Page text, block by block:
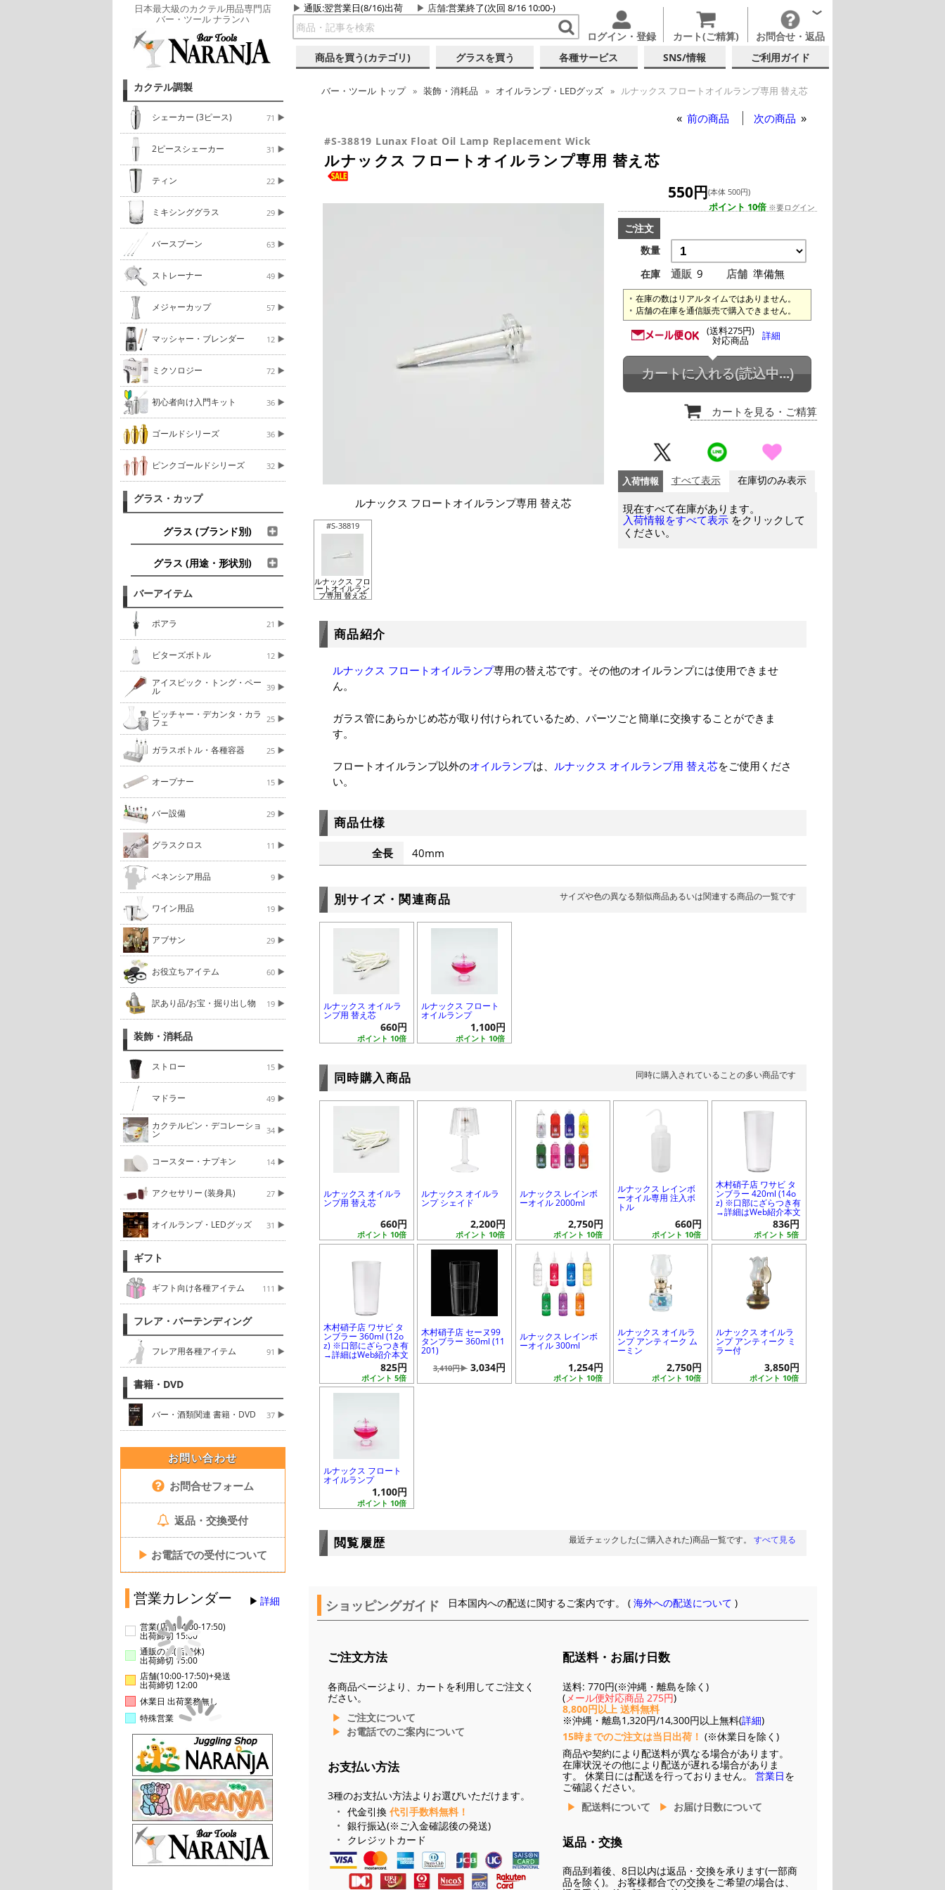
日本最大級のカクテル用品専門店
バー・ツール ナランハ
通販:翌営業日(8/16)出荷 店舗:営業終了(次回 8/16 10:00-)
ログイン・登録 カート(ご精算) お問合せ・返品
商品を買う(カテゴリ) グラスを買う 各種サービス SNS/情報 ご利用ガイド
カクテル調製
シェーカー (3ピース) 71
2ピースシェーカー 31
ティン 22
ミキシンググラス 29
バースプーン 63
ストレーナー 49
メジャーカップ 57
マッシャー・ブレンダー 12
ミクソロジー 72
初心者向け入門キット 36
ゴールドシリーズ 36
ピンクゴールドシリーズ 32
グラス・カップ
グラス (ブランド別)
グラス (用途・形状別)
バーアイテム
ポアラ 21
ビターズボトル 12
アイスピック・トング・ペー
ル 39
ピッチャー・デカンタ・カラ
フェ 25
ガラスボトル・各種容器 25
オープナー 15
バー設備 29
グラスクロス 11
ベネンシア用品 9
ワイン用品 19
アブサン 29
お役立ちアイテム 60
訳あり品/お宝・掘り出し物 19
装飾・消耗品
ストロー 15
マドラー 49
カクテルピン・デコレーショ
ン 34
コースター・ナプキン 14
アクセサリー (装身具) 27
オイルランプ・LEDグッズ 31
ギフト
ギフト向け各種アイテム 111
フレア・バーテンディング
フレア用各種アイテム 91
書籍・DVD
バー・酒類関連 書籍・DVD 37
お問い合わせ
お問合せフォーム
返品・交換受付
▶ お電話での受付について
営業カレンダー 詳細
営業(店舗14:00-17:50)
出荷締切 15:00
通販のみ(店舗休)
出荷締切 15:00
店舗(10:00-17:50)+発送
出荷締切 12:00
休業日 出荷業務無し
特殊営業
バー・ツール トップ 装飾・消耗品 オイルランプ・LEDグッズ ルナックス フロートオイルランプ専用 替え芯
前の商品 次の商品
#S-38819 Lunax Float Oil Lamp Replacement Wick
ルナックス フロートオイルランプ専用 替え芯
ルナックス フロートオイルランプ専用 替え芯
#S-38819
ルナックス フロ
ートオイルラン
プ専用 替え芯
550円(本体 500円)
ポイント 10倍 ※要ログイン
ご注文
数量
在庫
通販 9 店舗 準備無
在庫の数はリアルタイムではありません。
店舗の在庫を通信販売で購入できません。
(送料275円)
対応商品 詳細
カートに入れる(読込中...)
カートを見る ・ご精算
入荷情報 すべて表示 在庫切のみ表示
現在すべて在庫があります。
入荷情報をすべて表示 をクリックして
ください。
商品紹介
ルナックス フロートオイルランプ専用の替え芯です。その他のオイルランプには使用できませ
ん。
ガラス管にあらかじめ芯が取り付けられているため、パーツごと簡単に交換することができま
す。
フロートオイルランプ以外のオイルランプは、 ルナックス オイルランプ用 替え芯をご使用くださ
い。
商品仕様
全長 40mm
別サイズ・関連商品 サイズや色の異なる類似商品あるいは関連する商品の一覧です
ルナックス オイルラ
ンプ用 替え芯
ポイント 10倍
660円
ルナックス フロート
オイルランプ
ポイント 10倍
1,100円
同時購入商品 同時に購入されていることの多い商品です
ルナックス オイルラ
ンプ用 替え芯
ポイント 10倍
660円
ルナックス オイルラ
ンプ シェイド
ポイント 10倍
2,200円
ルナックス レインボ
ーオイル 2000ml
ポイント 10倍
2,750円
ルナックス レインボ
ーオイル専用 注入ボ
トル
ポイント 10倍
660円
木村硝子店 ワサビ タ
ンブラー 420ml (14o
z) ※口部にざらつき有
→詳細はWeb紹介本文
ポイント 5倍
836円
木村硝子店 ワサビ タ
ンブラー 360ml (12o
z) ※口部にざらつき有
→詳細はWeb紹介本文
ポイント 5倍
825円
木村硝子店 セーヌ99
タンブラー 360ml (11
201)
3,410円▶ 3,034円
ルナックス レインボ
ーオイル 300ml
ポイント 10倍
1,254円
ルナックス オイルラ
ンプ アンティーク ム
ーミン
ポイント 10倍
2,750円
ルナックス オイルラ
ンプ アンティーク ミ
ラー付
ポイント 10倍
3,850円
ルナックス フロート
オイルランプ
ポイント 10倍
1,100円
閲覧履歴 最近チェックした(ご購入された)商品一覧です。 すべて見る
ショッピングガイド 日本国内への配送に関するご案内です。 (海外への配送について )
ご注文方法
各商品ページより、カートを利用してご注文く
ださい。
ご注文について
お電話でのご案内について
お支払い方法
3種のお支払い方法よりお選びいただけます。
代金引換 代引手数料無料！
銀行振込(※ご入金確認後の発送)
クレジットカード
配送料・お届け日数
送料: 770円(※沖縄・離島を除く)
( メール便対応商品 275円)
8,800円以上 送料無料
※沖縄・離島1,320円/14,300円以上無料(詳細)
15時までのご注文は当日出荷！ (※休業日を除く)
商品や契約により配送料が異なる場合があります。
在庫状況その他により配送が遅れる場合がありま
す。 休業日には配送を行っておりません。 営業日を
ご確認ください。
配送料について
お届け日数について
返品・交換
商品到着後、8日以内は返品・交換を承ります(一部商
品を除く)。 お客様都合での交換をご希望の場合は、